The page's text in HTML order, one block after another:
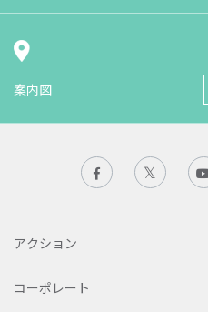
案内図
アクション
コーポレート